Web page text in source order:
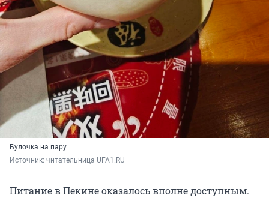
Булочка на пару
Источник: читательница UFA1.RU
Питание в Пекине оказалось вполне доступным.